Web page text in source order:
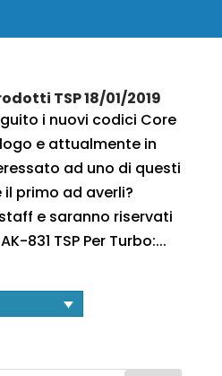
TSP 18/01/2019
i nuovi codici Core
e attualmente in
ad uno di questi
primo ad averli?
e saranno riservati
831 TSP Per Turbo:...